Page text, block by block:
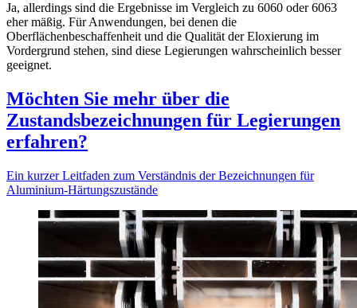
Ja, allerdings sind die Ergebnisse im Vergleich zu 6060 oder 6063
eher mäßig. Für Anwendungen, bei denen die
Oberflächenbeschaffenheit und die Qualität der Eloxierung im
Vordergrund stehen, sind diese Legierungen wahrscheinlich besser
geeignet.
Möchten Sie mehr über die
Zustandsbezeichnungen für Legierungen
erfahren?
Ein kurzer Leitfaden zum Verständnis der Bezeichnungen für
Aluminium-Härtungszustände